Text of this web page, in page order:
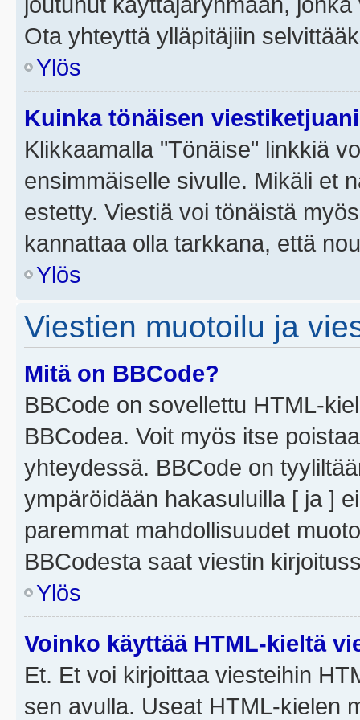
Ota yhteyttä ylläpitäjiin
Ylös
Kuinka tönäisen
Klikkaamalla "Tönäise" linkkiä
ensimmäiselle sivulle. Mikäli et
estetty. Viestiä voi tönäistä
kannattaa olla tarkkana, että
Ylös
Viestien muotoilu ja
Mitä on BBCode?
BBCode on sovellettu HTML-
BBCodea. Voit myös itse
yhteydessä. BBCode on
ympäröidään hakasuluilla [ ja ]
paremmat mahdollisuudet
BBCodesta saat viestin
Ylös
Voinko käyttää HTML-kieltä
Et. Et voi kirjoittaa viesteihin
sen avulla. Useat HTML-kielen